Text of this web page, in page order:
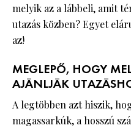
melyik az a lábbeli, amit
utazás közben? Egyet
az!
MEGLEPŐ, HOGY
AJÁNLJÁK
A legtöbben azt hiszik,
magassarkúk, a hosszú